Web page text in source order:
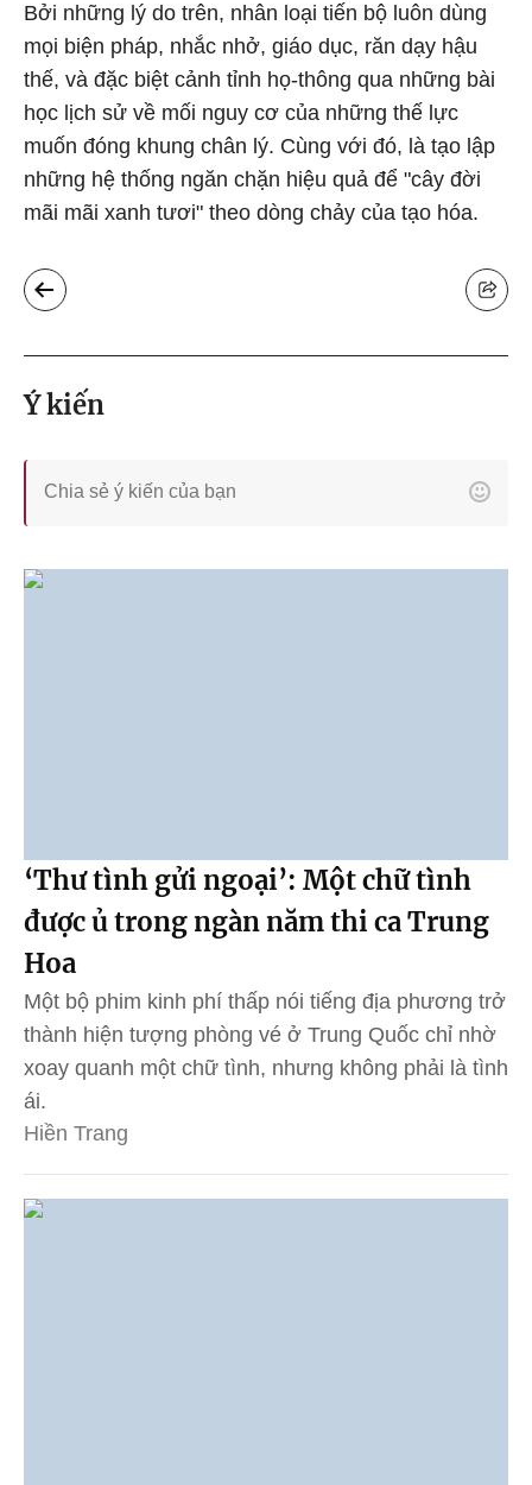
Bởi những lý do trên, nhân loại tiến bộ luôn dùng
mọi biện pháp, nhắc nhở, giáo dục, răn dạy hậu
thế, và đặc biệt cảnh tỉnh họ-thông qua những bài
học lịch sử về mối nguy cơ của những thế lực
muốn đóng khung chân lý. Cùng với đó, là tạo lập
những hệ thống ngăn chặn hiệu quả để "cây đời
mãi mãi xanh tươi" theo dòng chảy của tạo hóa.
Ý kiến
‘Thư tình gửi ngoại’: Một chữ tình
được ủ trong ngàn năm thi ca Trung
Hoa
Một bộ phim kinh phí thấp nói tiếng địa phương trở
thành hiện tượng phòng vé ở Trung Quốc chỉ nhờ
xoay quanh một chữ tình, nhưng không phải là tình
ái.
Hiền Trang